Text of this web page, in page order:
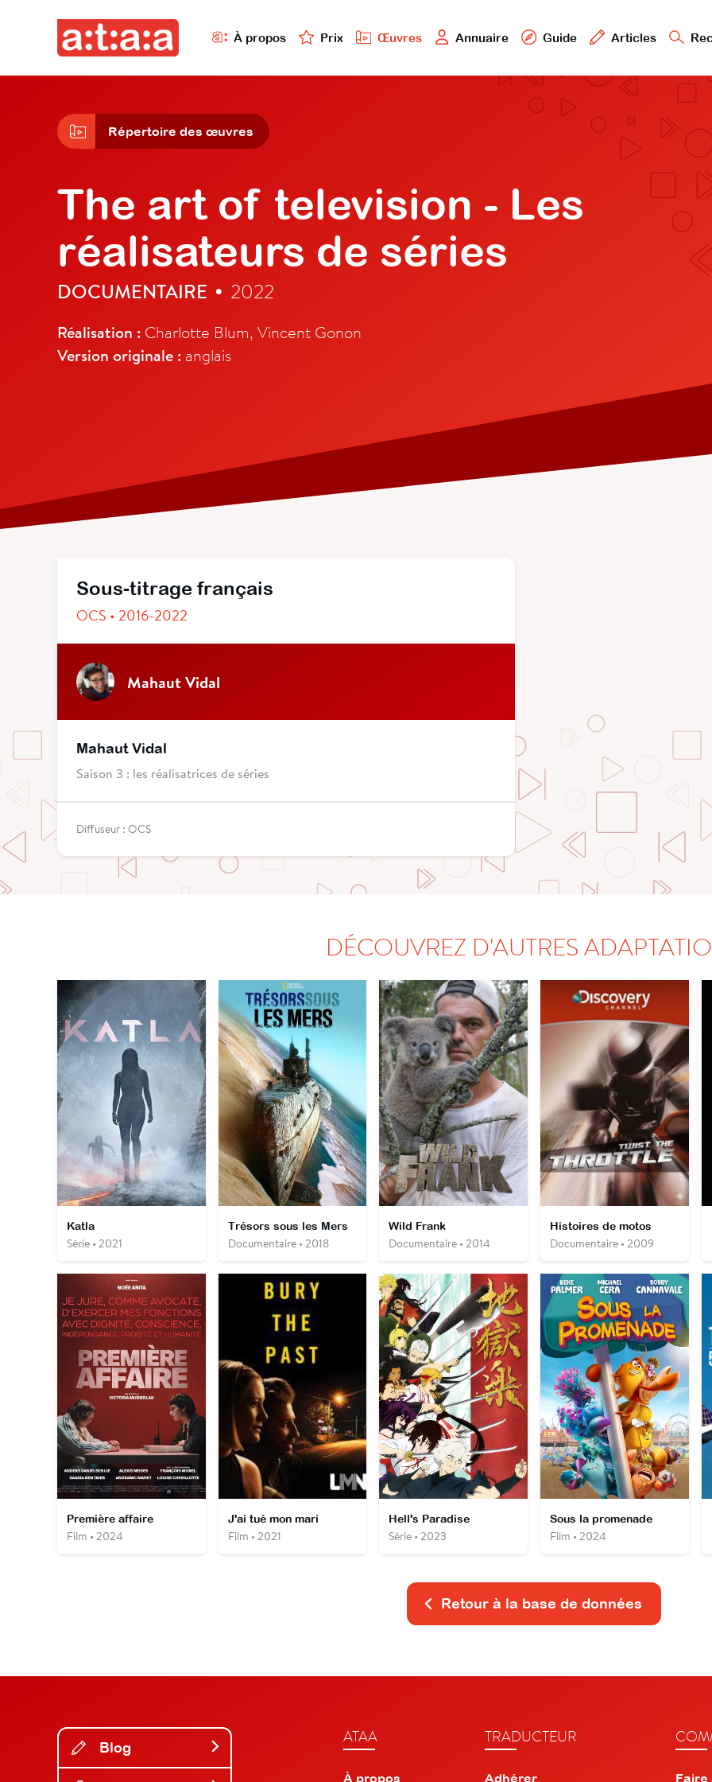
À propos Prix Œuvres Annuaire Guide Articles
Répertoire des œuvres
The art of television - Les
réalisateurs de séries
DOCUMENTAIRE • 2022
Réalisation : Charlotte Blum, Vincent Gonon
Version originale : anglais
Sous-titrage français
OCS • 2016-2022
Mahaut Vidal
Mahaut Vidal
Saison 3 : les réalisatrices de séries
Diffuseur : OCS
DÉCOUVREZ D'AUTRES
Katla
Série • 2021
Trésors sous les Mers
Documentaire • 2018
Wild Frank
Documentaire • 2014
Histoires de motos
Documentaire • 2009
Première affaire
Film • 2024
J'ai tué mon mari
Film • 2021
Hell's Paradise
Série • 2023
Sous la promenade
Film • 2024
Retour à la base de données
Blog
ATAA
À propos
TRADUCTEUR
Adhérer